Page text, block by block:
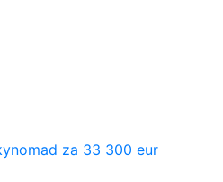
za 33 300 eur